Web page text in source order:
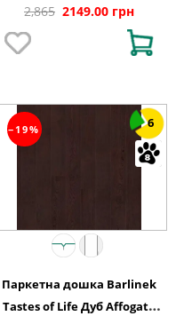
2,865 2149.00 грн
−19% 6
Паркетна дошка Barlinek
Tastes of Life Дуб Affogato